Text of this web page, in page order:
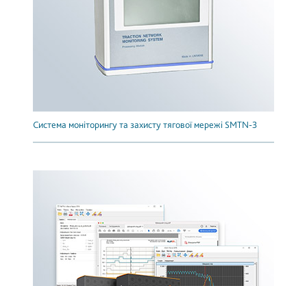
Система моніторингу та захисту тягової мережі SMTN-3